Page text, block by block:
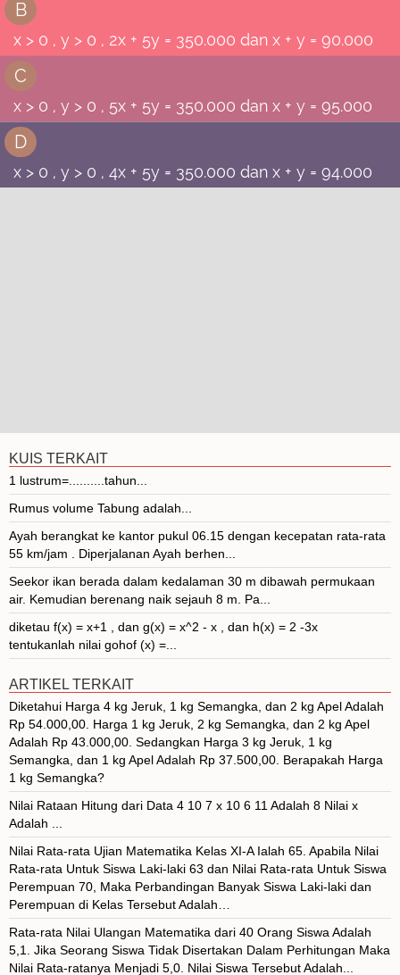
B
x > 0 , y > 0 , 2x + 5y = 350.000 dan x + y = 90.000
C
x > 0 , y > 0 , 5x + 5y = 350.000 dan x + y = 95.000
D
x > 0 , y > 0 , 4x + 5y = 350.000 dan x + y = 94.000
KUIS TERKAIT
1 lustrum=..........tahun...
Rumus volume Tabung adalah...
Ayah berangkat ke kantor pukul 06.15 dengan kecepatan rata-rata
55 km/jam . Diperjalanan Ayah berhen...
Seekor ikan berada dalam kedalaman 30 m dibawah permukaan
air. Kemudian berenang naik sejauh 8 m. Pa...
diketau f(x) = x+1 , dan g(x) = x^2 - x , dan h(x) = 2 -3x
tentukanlah nilai gohof (x) =...
ARTIKEL TERKAIT
Diketahui Harga 4 kg Jeruk, 1 kg Semangka, dan 2 kg Apel Adalah
Rp 54.000,00. Harga 1 kg Jeruk, 2 kg Semangka, dan 2 kg Apel
Adalah Rp 43.000,00. Sedangkan Harga 3 kg Jeruk, 1 kg
Semangka, dan 1 kg Apel Adalah Rp 37.500,00. Berapakah Harga
1 kg Semangka?
Nilai Rataan Hitung dari Data 4 10 7 x 10 6 11 Adalah 8 Nilai x
Adalah ...
Nilai Rata-rata Ujian Matematika Kelas XI-A Ialah 65. Apabila Nilai
Rata-rata Untuk Siswa Laki-laki 63 dan Nilai Rata-rata Untuk Siswa
Perempuan 70, Maka Perbandingan Banyak Siswa Laki-laki dan
Perempuan di Kelas Tersebut Adalah…
Rata-rata Nilai Ulangan Matematika dari 40 Orang Siswa Adalah
5,1. Jika Seorang Siswa Tidak Disertakan Dalam Perhitungan Maka
Nilai Rata-ratanya Menjadi 5,0. Nilai Siswa Tersebut Adalah...